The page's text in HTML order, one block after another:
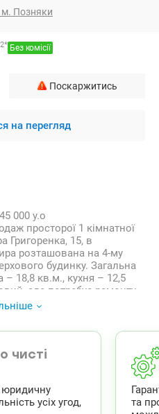
м. Позняки
2* Без комісії
Поскаржитись
на перегляд
000 у.о
просторої 1 кімнатної
Григоренка, 15, в
розташована на 4-му
будинку. Загальна
18,8 кв.м., кухня – 12,5
але потребує ремонту.
та електроєнергію.
побудови, має закритий
місця для паркування авто.
В кожному
та є консьєржі,
– NOVUS, багато
садок, школа.
трамваю, та ін.
чисті
усіх угод,
та